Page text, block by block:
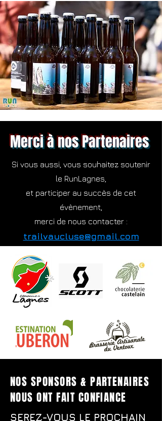
Merci à nos Partenaires
Si vous aussi, vous souhaitez soutenir
le RunLagnes,
et participer au succès de cet
évènement,
merci de nous contacter :
trailvaucluse@gmail.com
NOS SPONSORS & PARTENAIRES
NOUS ONT FAIT CONFIANCE
SEREZ-VOUS LE PROCHAIN